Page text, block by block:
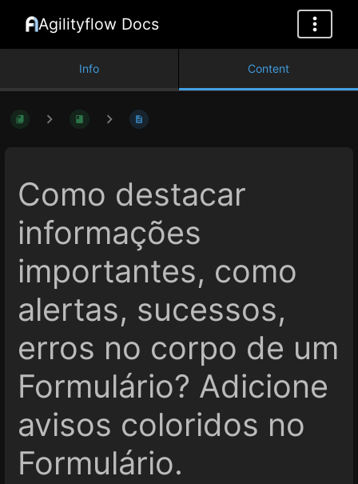
Agilityflow Docs
Info Content
Como destacar
informações
importantes, como
alertas, sucessos,
erros no corpo de um
Formulário? Adicione
avisos coloridos no
Formulário.